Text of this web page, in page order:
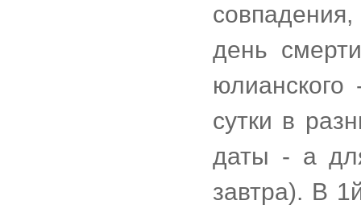
день
сутки в
даты - а
завтра). В